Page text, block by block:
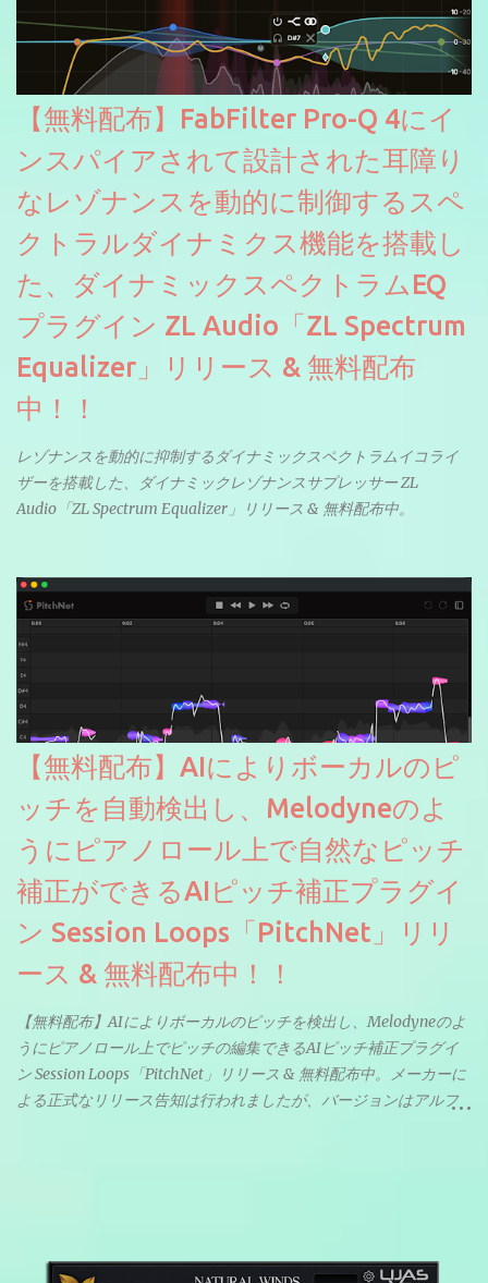
【無料配布】FabFilter Pro-Q 4にイ
ンスパイアされて設計された耳障り
なレゾナンスを動的に制御するスペ
クトラルダイナミクス機能を搭載し
た、ダイナミックスペクトラムEQ
プラグイン ZL Audio「ZL Spectrum
Equalizer」リリース & 無料配布
中！！
レゾナンスを動的に抑制するダイナミックスペクトラムイコライ
ザーを搭載した、ダイナミックレゾナンスサプレッサー ZL
Audio「ZL Spectrum Equalizer」リリース & 無料配布中。
【無料配布】AIによりボーカルのピ
ッチを自動検出し、Melodyneのよ
うにピアノロール上で自然なピッチ
補正ができるAIピッチ補正プラグイ
ン Session Loops「PitchNet」リリ
ース & 無料配布中！！
【無料配布】AIによりボーカルのピッチを検出し、Melodyneのよ
うにピアノロール上でピッチの編集できるAIピッチ補正プラグイ
ン Session Loops「PitchNet」リリース & 無料配布中。メーカーに
よる正式なリリース告知は行われましたが、バージョンはアルフ
ソースを元に設計・改良した製品のようです。